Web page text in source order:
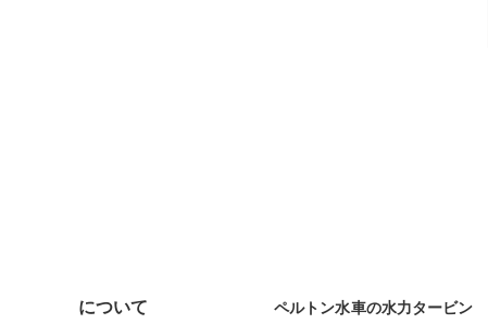
について ペルトン水車の水力タービン